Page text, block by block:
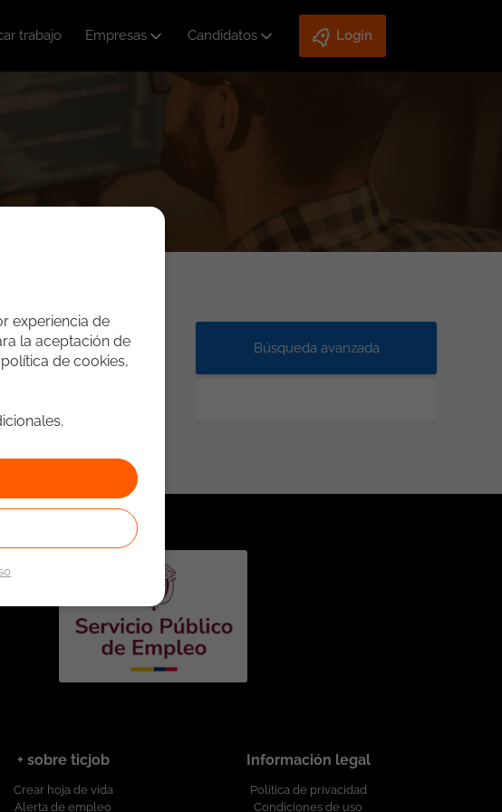
trabajo Empresas Candidatos Login
Búsqueda avanzada
+ sobre ticjob
Crear hoja de vida
Alerta de empleo
Información legal
Política de privacidad
Condiciones de uso
experiencia de
la aceptación de
de cookies,